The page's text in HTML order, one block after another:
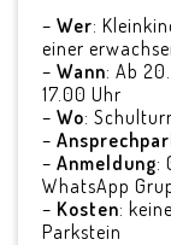
– Wer:
einer
– Wann: Ab
17.00 Uhr
– Wo:
–
– Anmeldung:
WhatsApp
– Kosten:
Parkstein